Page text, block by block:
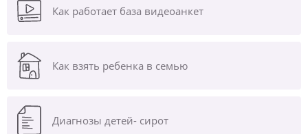
Как работает база видеоанкет
Как взять ребенка в семью
Диагнозы детей- сирот